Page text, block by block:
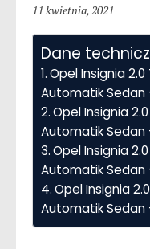
11 kwietnia, 2021
Dane
Opel Insignia
Automatik Sedan
Opel Insignia
Automatik Sedan
Opel Insignia
Automatik Sedan
Opel Insignia
Automatik Sedan